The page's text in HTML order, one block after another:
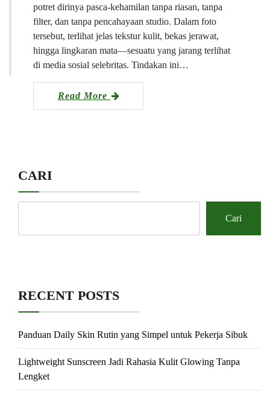
potret dirinya pasca-kehamilan tanpa riasan, tanpa
filter, dan tanpa pencahayaan studio. Dalam foto
tersebut, terlihat jelas tekstur kulit, bekas jerawat,
hingga lingkaran mata—sesuatu yang jarang terlihat
di media sosial selebritas. Tindakan ini…
Read More
CARI
Cari
RECENT POSTS
Panduan Daily Skin Rutin yang Simpel untuk Pekerja Sibuk
Lightweight Sunscreen Jadi Rahasia Kulit Glowing Tanpa
Lengket